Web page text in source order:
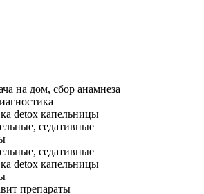
на дом, сбор анамнеза
detox капельницы
седативные
седативные
detox капельницы
препараты